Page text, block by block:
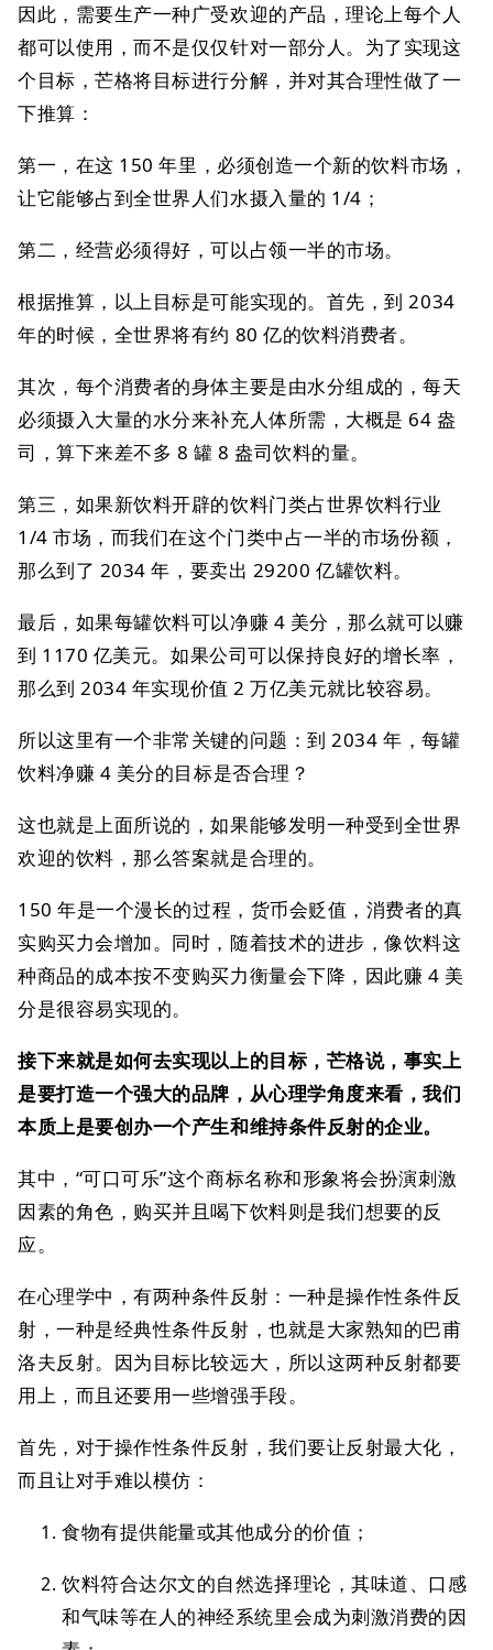
因此，需要生产一种广受欢迎的产品，理论上每个人
都可以使用，而不是仅仅针对一部分人。为了实现这
个目标，芒格将目标进行分解，并对其合理性做了一
下推算：
第一，在这 150 年里，必须创造一个新的饮料市场，
让它能够占到全世界人们水摄入量的 1/4；
第二，经营必须得好，可以占领一半的市场。
根据推算，以上目标是可能实现的。首先，到 2034
年的时候，全世界将有约 80 亿的饮料消费者。
其次，每个消费者的身体主要是由水分组成的，每天
必须摄入大量的水分来补充人体所需，大概是 64 盎
司，算下来差不多 8 罐 8 盎司饮料的量。
第三，如果新饮料开辟的饮料门类占世界饮料行业
1/4 市场，而我们在这个门类中占一半的市场份额，
那么到了 2034 年，要卖出 29200 亿罐饮料。
最后，如果每罐饮料可以净赚 4 美分，那么就可以赚
到 1170 亿美元。如果公司可以保持良好的增长率，
那么到 2034 年实现价值 2 万亿美元就比较容易。
所以这里有一个非常关键的问题：到 2034 年，每罐
饮料净赚 4 美分的目标是否合理？
这也就是上面所说的，如果能够发明一种受到全世界
欢迎的饮料，那么答案就是合理的。
150 年是一个漫长的过程，货币会贬值，消费者的真
实购买力会增加。同时，随着技术的进步，像饮料这
种商品的成本按不变购买力衡量会下降，因此赚 4 美
分是很容易实现的。
接下来就是如何去实现以上的目标，芒格说，事实上
是要打造一个强大的品牌，从心理学角度来看，我们
本质上是要创办一个产生和维持条件反射的企业。
其中，“可口可乐”这个商标名称和形象将会扮演刺激
因素的角色，购买并且喝下饮料则是我们想要的反
应。
在心理学中，有两种条件反射：一种是操作性条件反
射，一种是经典性条件反射，也就是大家熟知的巴甫
洛夫反射。因为目标比较远大，所以这两种反射都要
用上，而且还要用一些增强手段。
首先，对于操作性条件反射，我们要让反射最大化，
而且让对手难以模仿：
食物有提供能量或其他成分的价值；
饮料符合达尔文的自然选择理论，其味道、口感
和气味等在人的神经系统里会成为刺激消费的因